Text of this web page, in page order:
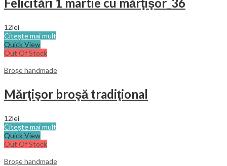
12lei
Citește mai mult
Quick View
Out Of Stock
Broşe handmade
Mărţişor broşă tradiţional
12lei
Citește mai mult
Quick View
Out Of Stock
Broşe handmade